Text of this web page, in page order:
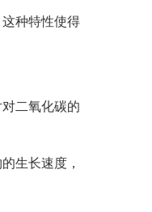
种特性使得
二氧化碳的
生长速度，